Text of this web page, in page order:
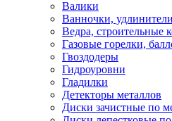
Валики
Ванночки,
Ведра, строительные
Газовые горелки,
Гвоздодеры
Гидроуровни
Гладилки
Детекторы металлов
Диски зачистные по